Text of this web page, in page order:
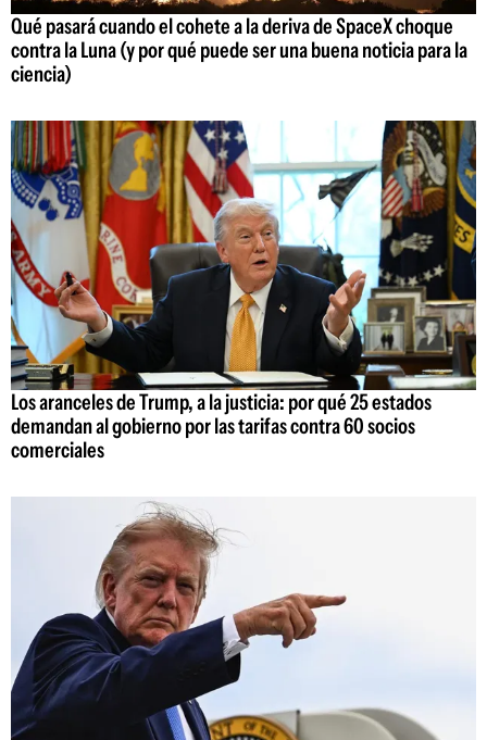
Qué pasará cuando el cohete a la deriva de SpaceX choque
contra la Luna (y por qué puede ser una buena noticia para la
ciencia)
Los aranceles de Trump, a la justicia: por qué 25 estados
demandan al gobierno por las tarifas contra 60 socios
comerciales